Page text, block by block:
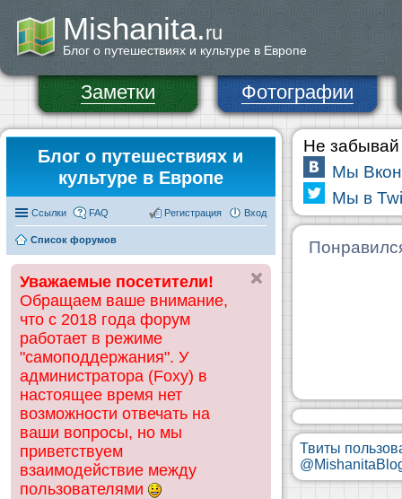
Mishanita.ru
Блог о путешествиях и культуре в Европе
Заметки Фотографии
Блог о путешествиях и
культуре в Европе
Ссылки FAQ Вход
Регистрация
Список форумов
Уважаемые посетители!
Обращаем ваше внимание,
что с 2018 года форум
работает в режиме
"самоподдержания". У
администратора (Foxy) в
настоящее время нет
возможности отвечать на
ваши вопросы, но мы
приветствуем
взаимодействие между
пользователями
Не забывай
Мы
Мы в
Твиты